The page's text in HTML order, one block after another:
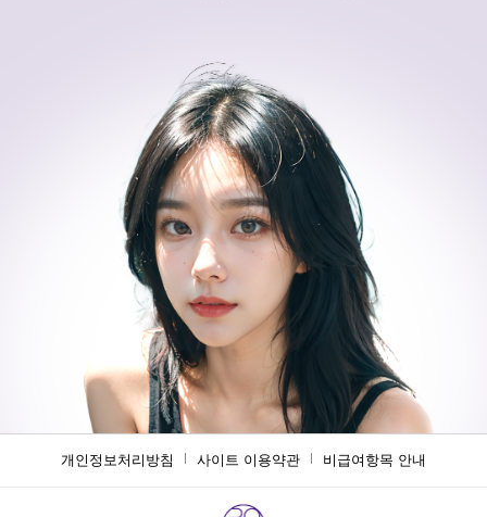
개인정보처리방침 사이트 이용약관 비급여항목 안내